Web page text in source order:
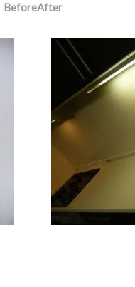
BeforeAfter